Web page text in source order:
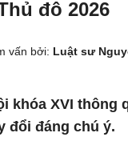
đô 2026
vấn bởi: Luật sư
khóa XVI thông
đổi đáng chú ý.